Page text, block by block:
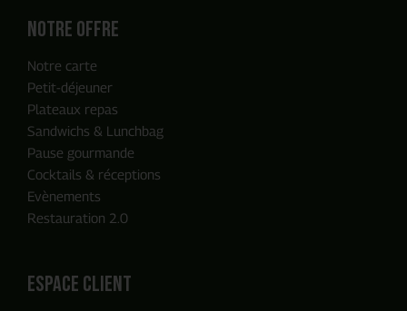
Notre offre
Notre carte
Petit-déjeuner
Plateaux repas
Sandwichs & Lunchbag
Pause gourmande
Cocktails & réceptions
Evènements
Restauration 2.0
espace client